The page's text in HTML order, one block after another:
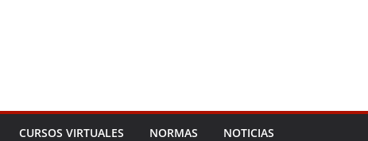
CURSOS VIRTUALES NORMAS NOTICIAS